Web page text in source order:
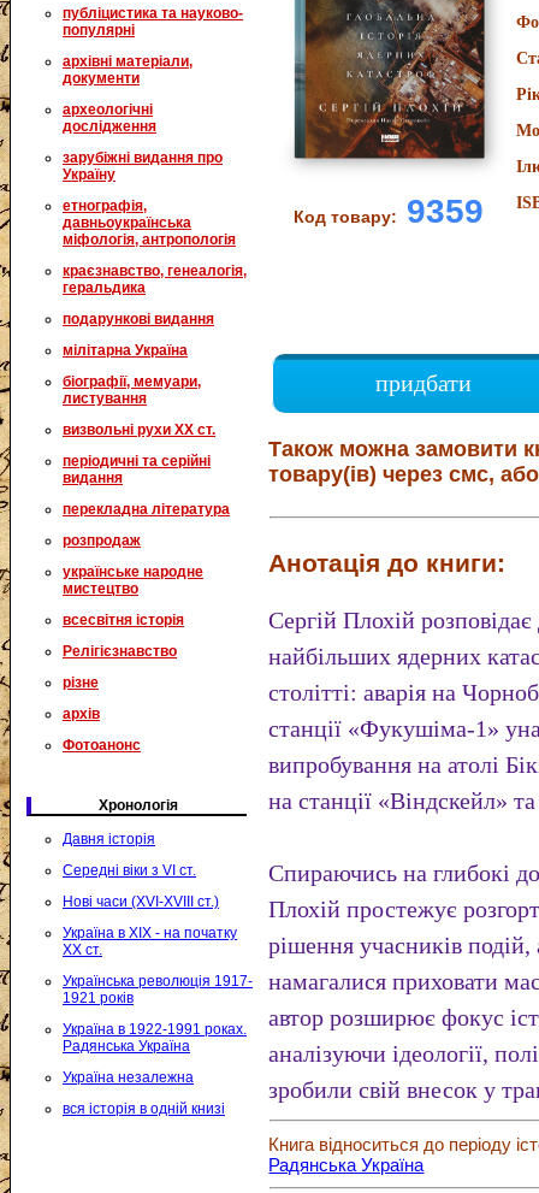
публіцистика та науково-
популярні
архівні матеріали,
документи
археологічні
дослідження
зарубіжні видання про
Україну
етнографія,
давньоукраїнська
міфологія, антропологія
краєзнавство, генеалогія,
геральдика
подарункові видання
мілітарна Україна
біографії, мемуари,
листування
визвольні рухи XX ст.
періодичні та серійні
видання
перекладна література
розпродаж
українське народне
мистецтво
всесвітня історія
Релігієзнавство
різне
архів
Фотоанонс
Хронологія
Давня історія
Середні віки з VI ст.
Нові часи (XVI-XVIII ст.)
Україна в XIX - на початку
XX ст.
Українська революція 1917-
1921 років
Україна в 1922-1991 роках.
Радянська Україна
Україна незалежна
вся історія в одній книзі
Код товару: 9359
придбати
Також можна замовити
товару(ів) через смс,
Анотація до книги:
Сергій Плохій
найбільших ядерних
столітті: аварія на
станції «Фукушіма-1»
випробування на атолі
на станції «Віндскейл»
Спираючись на глибокі
Плохій простежує
рішення учасників подій,
намагалися приховати
автор розширює фокус
аналізуючи ідеології,
зробили свій внесок у
Книга відноситься до періоду
Радянська Україна